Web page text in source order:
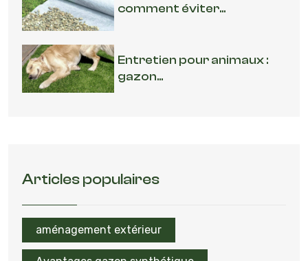
comment éviter...
Entretien pour animaux :
gazon...
Articles populaires
aménagement extérieur